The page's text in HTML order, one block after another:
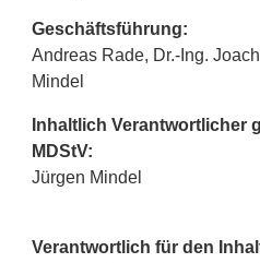
Geschäftsführung:
Andreas Rade, Dr.-Ing.
Mindel
Inhaltlich Verantwortlicher
MDStV:
Jürgen Mindel
Verantwortlich für den